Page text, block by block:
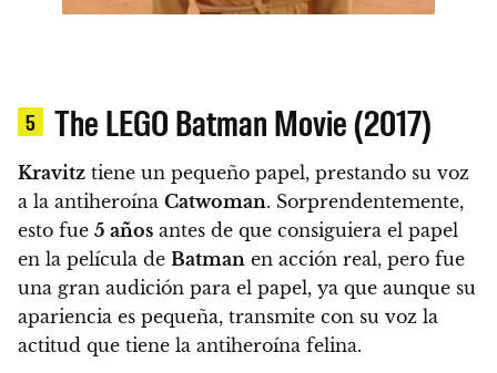
5 The LEGO Batman Movie (2017)
Kravitz tiene un pequeño papel, prestando su voz
a la antiheroína Catwoman. Sorprendentemente,
esto fue 5 años antes de que consiguiera el papel
en la película de Batman en acción real, pero fue
una gran audición para el papel, ya que aunque su
apariencia es pequeña, transmite con su voz la
actitud que tiene la antiheroína felina.